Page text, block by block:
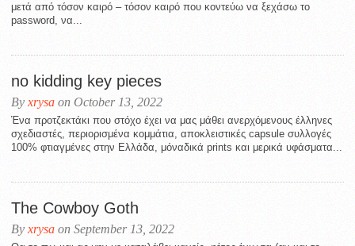
μετά από τόσον καιρό – τόσον καιρό που κοντεύω να ξεχάσω το
password, να...
no kidding key pieces
By xrysa on October 13, 2022
Ένα προτζεκτάκι που στόχο έχει να μας μάθει ανερχόμενους έλληνες
σχεδιαστές, περιορισμένα κομμάτια, αποκλειστικές capsule συλλογές
100% φτιαγμένες στην Ελλάδα, μόναδικά prints και μερικά υφάσματα...
The Cowboy Goth
By xrysa on September 13, 2022